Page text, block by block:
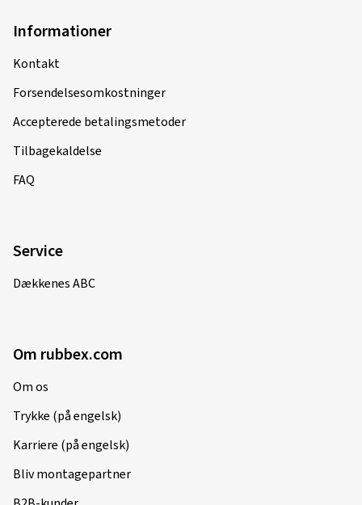
Informationer
Kontakt
Forsendelsesomkostninger
Accepterede betalingsmetoder
Tilbagekaldelse
FAQ
Service
Dækkenes ABC
Om rubbex.com
Om os
Trykke (på engelsk)
Karriere (på engelsk)
Bliv montagepartner